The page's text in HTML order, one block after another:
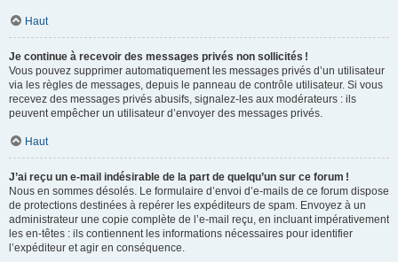
Haut
Je continue à recevoir des messages privés non sollicités !
Vous pouvez supprimer automatiquement les messages privés d’un utilisateur
via les règles de messages, depuis le panneau de contrôle utilisateur. Si vous
recevez des messages privés abusifs, signalez-les aux modérateurs : ils
peuvent empêcher un utilisateur d’envoyer des messages privés.
Haut
J’ai reçu un e-mail indésirable de la part de quelqu’un sur ce forum !
Nous en sommes désolés. Le formulaire d’envoi d’e-mails de ce forum dispose
de protections destinées à repérer les expéditeurs de spam. Envoyez à un
administrateur une copie complète de l’e-mail reçu, en incluant impérativement
les en-têtes : ils contiennent les informations nécessaires pour identifier
l’expéditeur et agir en conséquence.